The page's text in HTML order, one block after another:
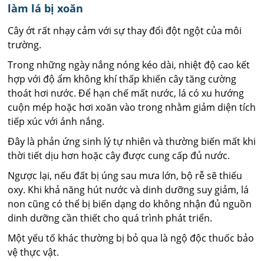
làm lá bị xoăn
Cây ớt rất nhạy cảm với sự thay đổi đột ngột của môi
trường.
Trong những ngày nắng nóng kéo dài, nhiệt độ cao kết
hợp với độ ẩm không khí thấp khiến cây tăng cường
thoát hơi nước. Để hạn chế mất nước, lá có xu hướng
cuộn mép hoặc hơi xoăn vào trong nhằm giảm diện tích
tiếp xúc với ánh nắng.
Đây là phản ứng sinh lý tự nhiên và thường biến mất khi
thời tiết dịu hơn hoặc cây được cung cấp đủ nước.
Ngược lại, nếu đất bị úng sau mưa lớn, bộ rễ sẽ thiếu
oxy. Khi khả năng hút nước và dinh dưỡng suy giảm, lá
non cũng có thể bị biến dạng do không nhận đủ nguồn
dinh dưỡng cần thiết cho quá trình phát triển.
Một yếu tố khác thường bị bỏ qua là ngộ độc thuốc bảo
vệ thực vật.